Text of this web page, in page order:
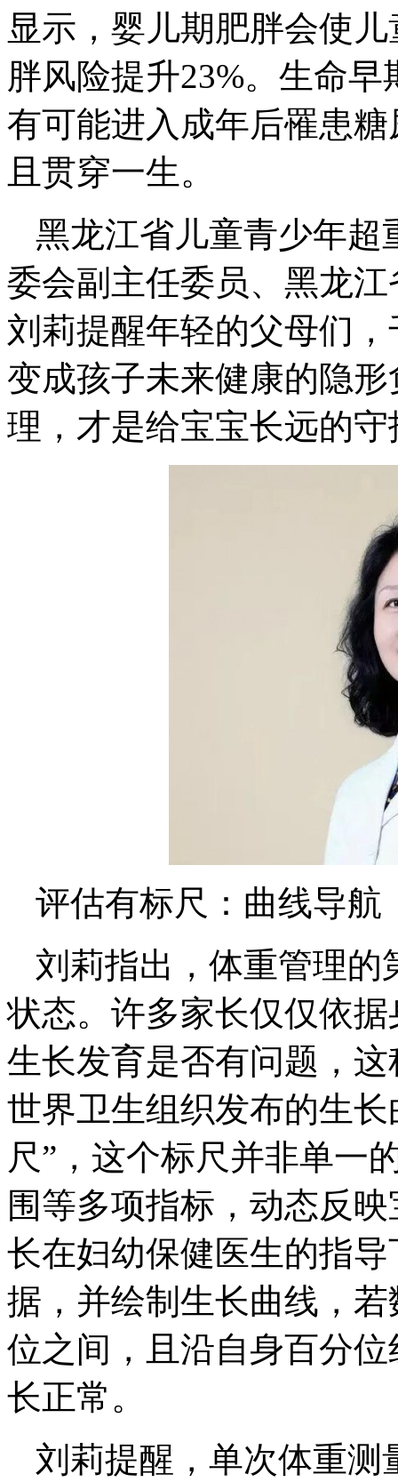
显示，婴儿期肥胖会使
胖风险提升23%。生命
有可能进入成年后罹患
且贯穿一生。
黑龙江省儿童青少年超
委会副主任委员、黑龙
刘莉提醒年轻的父母们
变成孩子未来健康的隐
理，才是给宝宝长远的守
评估有标尺：曲线导航
刘莉指出，体重管理的
状态。许多家长仅仅依
生长发育是否有问题，
世界卫生组织发布的生
尺”，这个标尺并非单一
围等多项指标，动态反
长在妇幼保健医生的指
据，并绘制生长曲线，
位之间，且沿自身百分
长正常。
刘莉提醒，单次体重测